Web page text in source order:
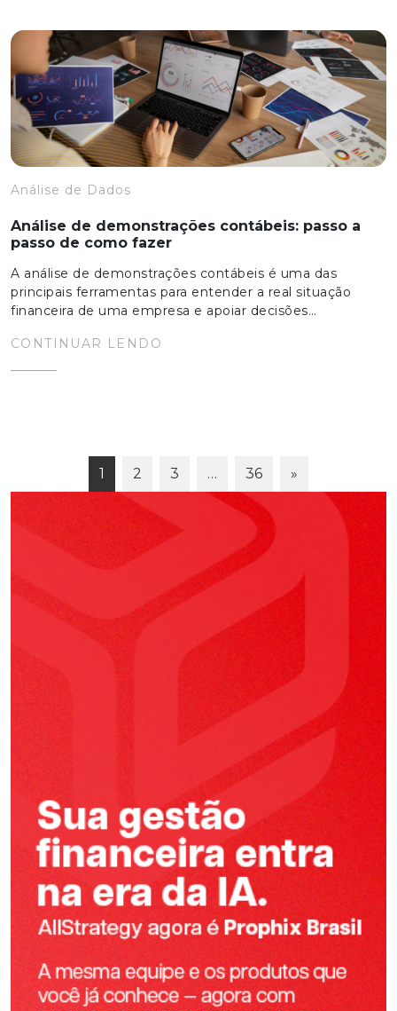
Análise de Dados
Análise de demonstrações contábeis: passo a
passo de como fazer
A análise de demonstrações contábeis é uma das
principais ferramentas para entender a real situação
financeira de uma empresa e apoiar decisões…
CONTINUAR LENDO
1 2 3 … 36 »